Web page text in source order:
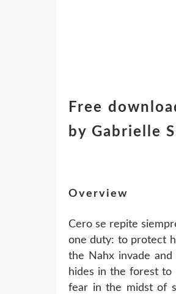
Free
by Gabrielle
Overview
Cero se repite
one duty: to protect
the Nahx invade
hides in the forest to
fear in the midst of